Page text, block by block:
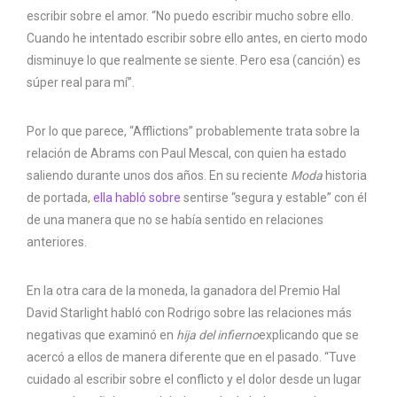
escribir sobre el amor. “No puedo escribir mucho sobre ello.
Cuando he intentado escribir sobre ello antes, en cierto modo
disminuye lo que realmente se siente. Pero esa (canción) es
súper real para mí”.
Por lo que parece, “Afflictions” probablemente trata sobre la
relación de Abrams con Paul Mescal, con quien ha estado
saliendo durante unos dos años. En su reciente Moda historia
de portada, ella habló sobre sentirse “segura y estable” con él
de una manera que no se había sentido en relaciones
anteriores.
En la otra cara de la moneda, la ganadora del Premio Hal
David Starlight habló con Rodrigo sobre las relaciones más
negativas que examinó en hija del infiernoexplicando que se
acercó a ellos de manera diferente que en el pasado. “Tuve
cuidado al escribir sobre el conflicto y el dolor desde un lugar